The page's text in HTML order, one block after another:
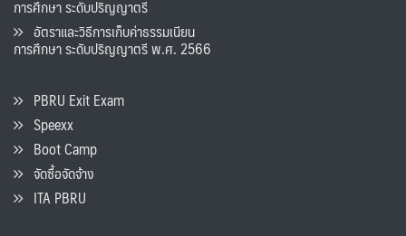
การศึกษา ระดับปริญญาตรี
อัตราและวิธีการเก็บค่าธรรมเนียน
การศึกษา ระดับปริญญาตรี พ.ศ. 2566
PBRU Exit Exam
Speexx
Boot Camp
จัดซื้อจัดจ้าง
ITA PBRU